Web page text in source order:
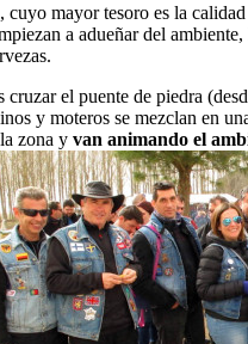
, cuyo mayor tesoro es la
a adueñar del
el puente de piedra
y moteros se mezclan en
zona y van animando el